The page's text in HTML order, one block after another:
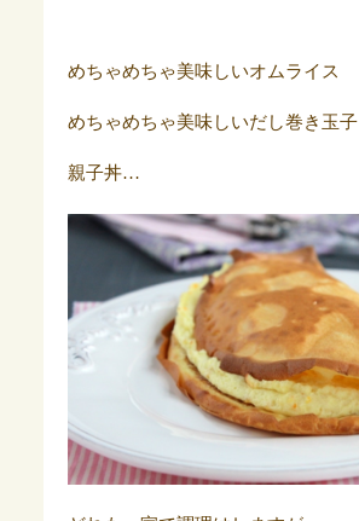
めちゃめちゃ美味しいオムライス
めちゃめちゃ美味しいだし巻き玉子
親子丼…